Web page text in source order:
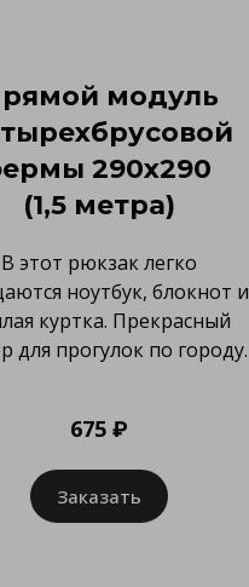
модуль
290х290
(1,5 метра)
В этот рюкзак легко
ноутбук, блокнот и
куртка. Прекрасный
для прогулок по городу.
675 ₽
Заказать